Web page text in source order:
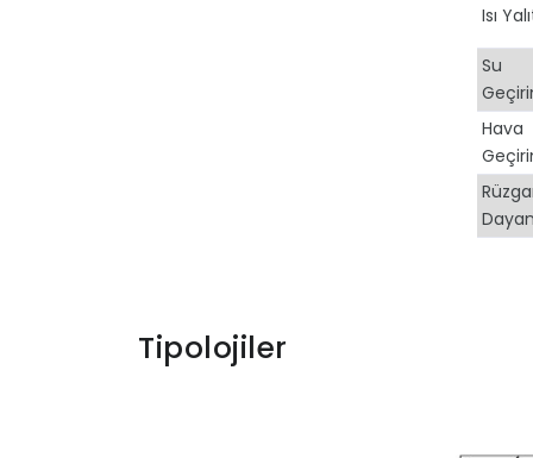
Isı
Su
Hava
Tipolojiler